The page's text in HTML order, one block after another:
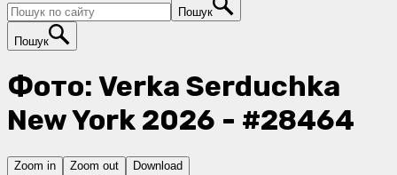
Пошук
Пошук
Фото: Verka Serduchka
New York 2026 - #28464
Zoom in Zoom out Download